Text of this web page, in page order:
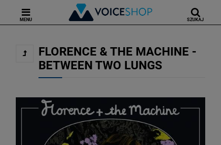
MENU SZUKAJ
FLORENCE & THE MACHINE -
BETWEEN TWO LUNGS